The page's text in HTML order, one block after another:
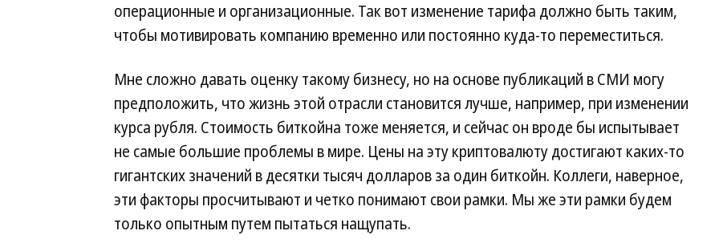
операционные и организационные. Так вот изменение тарифа должно быть таким,
чтобы мотивировать компанию временно или постоянно куда-то переместиться.
Мне сложно давать оценку такому бизнесу, но на основе публикаций в СМИ могу
предположить, что жизнь этой отрасли становится лучше, например, при изменении
курса рубля. Стоимость биткойна тоже меняется, и сейчас он вроде бы испытывает
не самые большие проблемы в мире. Цены на эту криптовалюту достигают каких-то
гигантских значений в десятки тысяч долларов за один биткойн. Коллеги, наверное,
эти факторы просчитывают и четко понимают свои рамки. Мы же эти рамки будем
только опытным путем пытаться нащупать.